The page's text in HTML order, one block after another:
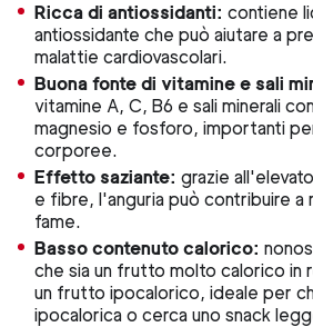
Ricca di antiossidanti: contiene
antiossidante che può aiutare a
malattie cardiovascolari.
Buona fonte di vitamine e sali
vitamine A, C, B6 e sali minerali
magnesio e fosforo, importanti
corporee.
Effetto saziante: grazie
e fibre, l'anguria può contribuire a
fame.
Basso contenuto calorico:
che sia un frutto molto calorico in
un frutto ipocalorico, ideale per
ipocalorica o cerca uno snack